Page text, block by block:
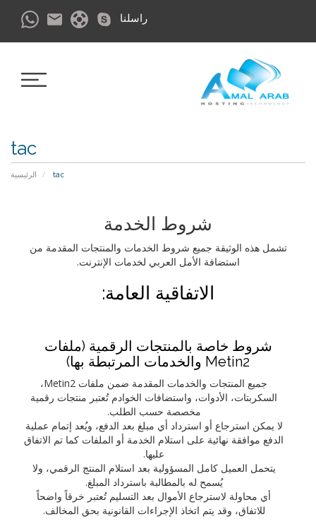
راسلنا
tac
الرئيسية tac
شروط الخدمة
تشمل هذه الوثيقة جميع شروط الخدمات والمنتجات المقدمة من
استضافة الأمل العربي لخدمات الإنترنت.
الاتفاقية العامة:
شروط خاصة بالمنتجات الرقمية (ملفات
Metin2 والخدمات المرتبطة بها)
جميع المنتجات والخدمات المقدمة ضمن ملفات Metin2،
السكربتات، الأدوات، واستضافات الخوادم تُعتبر منتجات رقمية
مخصصة حسب الطلب.
لا يمكن استرجاع أو استرداد أي مبلغ بعد الدفع، ويُعد إتمام عملية
الدفع موافقة نهائية على استلام الخدمة أو الملفات كما تم الاتفاق
عليها.
يتحمل العميل كامل المسؤولية بعد استلام المنتج الرقمي، ولا
يُسمح له بالمطالبة باسترداد المبلغ.
أي محاولة لاسترجاع الأموال بعد التسليم تُعتبر خرقاً واضحاً
للاتفاق، وقد يتم اتخاذ الإجراءات القانونية بحق المخالف.